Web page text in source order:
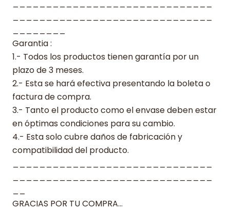
Garantia :
1.- Todos los productos tienen garantía por un
plazo de 3 meses.
2.- Esta se hará efectiva presentando la boleta o
factura de compra.
3.- Tanto el producto como el envase deben estar
en óptimas condiciones para su cambio.
4.- Esta solo cubre daños de fabricación y
compatibilidad del producto.
GRACIAS POR TU COMPRA…